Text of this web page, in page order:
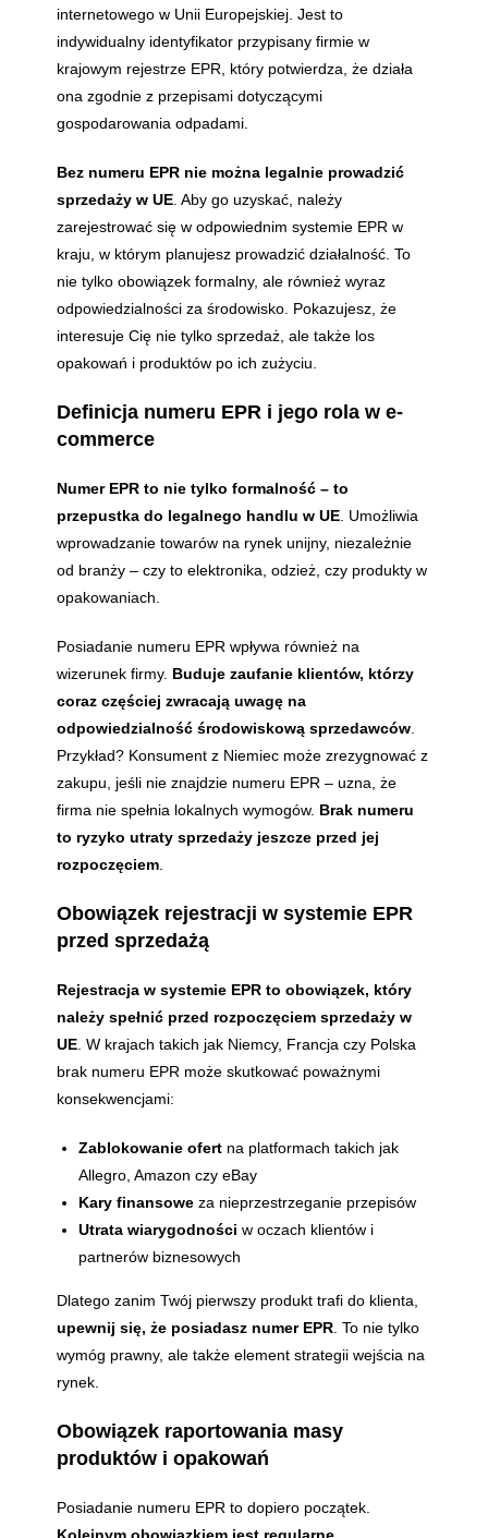
internetowego w Unii Europejskiej. Jest to
indywidualny identyfikator przypisany firmie w
krajowym rejestrze EPR, który potwierdza, że działa
ona zgodnie z przepisami dotyczącymi
gospodarowania odpadami.
Bez numeru EPR nie można legalnie prowadzić
sprzedaży w UE . Aby go uzyskać, należy
zarejestrować się w odpowiednim systemie EPR w
kraju, w którym planujesz prowadzić działalność. To
nie tylko obowiązek formalny, ale również wyraz
odpowiedzialności za środowisko. Pokazujesz, że
interesuje Cię nie tylko sprzedaż, ale także los
opakowań i produktów po ich zużyciu.
Definicja numeru EPR i jego rola w e-
commerce
Numer EPR to nie tylko formalność – to
przepustka do legalnego handlu w UE . Umożliwia
wprowadzanie towarów na rynek unijny, niezależnie
od branży – czy to elektronika, odzież, czy produkty w
opakowaniach.
Posiadanie numeru EPR wpływa również na
wizerunek firmy. Buduje zaufanie klientów, którzy
coraz częściej zwracają uwagę na
odpowiedzialność środowiskową sprzedawców
Przykład? Konsument z Niemiec może zrezygnować z
zakupu, jeśli nie znajdzie numeru EPR – uzna, że
firma nie spełnia lokalnych wymogów. Brak numeru
to ryzyko utraty sprzedaży jeszcze przed jej
rozpoczęciem
Obowiązek rejestracji w systemie EPR
przed sprzedażą
Rejestracja w systemie EPR to obowiązek, który
należy spełnić przed rozpoczęciem sprzedaży w
UE . W krajach takich jak Niemcy, Francja czy Polska
brak numeru EPR może skutkować poważnymi
konsekwencjami:
Zablokowanie ofert na platformach takich jak
Allegro, Amazon czy eBay
Kary finansowe za nieprzestrzeganie przepisów
Utrata wiarygodności w oczach klientów i
partnerów biznesowych
Dlatego zanim Twój pierwszy produkt trafi do klienta,
upewnij się, że posiadasz numer EPR . To nie tylko
wymóg prawny, ale także element strategii wejścia na
rynek.
Obowiązek raportowania masy
produktów i opakowań
Posiadanie numeru EPR to dopiero początek.
Kolejnym obowiązkiem jest regularne